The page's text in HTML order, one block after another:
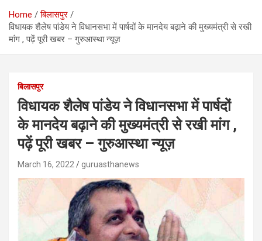
Home
बिलासपुर
विधायक शैलेष पांडेय ने विधानसभा में पार्षदों के मानदेय बढ़ाने की मुख्यमंत्री से रखी
मांग , पढ़ें पूरी खबर – गुरुआस्था न्यूज़
बिलासपुर
विधायक शैलेष पांडेय ने विधानसभा में पार्षदों
के मानदेय बढ़ाने की मुख्यमंत्री से रखी मांग ,
पढ़ें पूरी खबर – गुरुआस्था न्यूज़
March 16, 2022 guruasthanews